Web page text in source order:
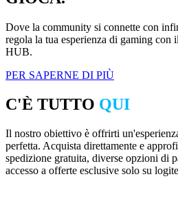
Dove la community si connette con
regola la tua esperienza di gaming con
HUB.
PER SAPERNE DI PIÙ
C'È TUTTO QUI
Il nostro obiettivo è offrirti
perfetta. Acquista direttamente e
spedizione gratuita, diverse opzioni di
accesso a offerte esclusive solo su